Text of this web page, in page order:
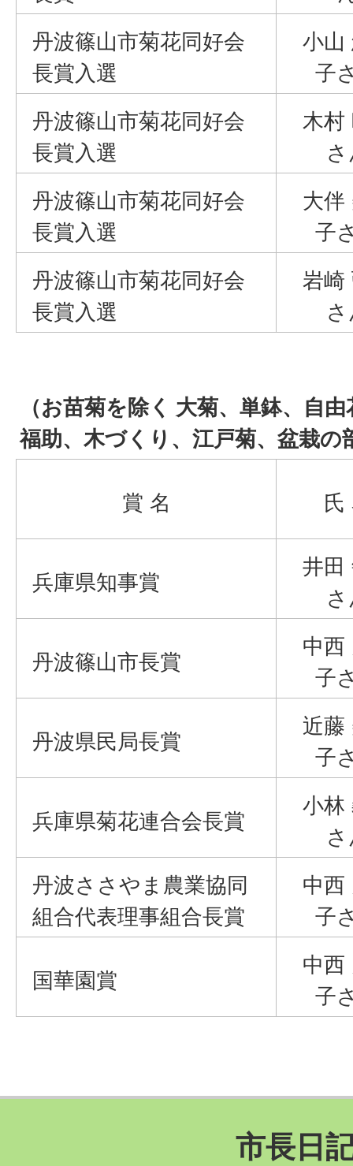
丹波篠山市菊花同好会
長賞入選
小山
子
丹波篠山市菊花同好会
長賞入選
木村
丹波篠山市菊花同好会
長賞入選
大伴
子
丹波篠山市菊花同好会
長賞入選
岩崎
（お苗菊を除く 大菊、単鉢、自
福助、木づくり、江戸菊、盆栽の
賞 名 氏
兵庫県知事賞
井田
丹波篠山市長賞
中西
子
丹波県民局長賞
近藤
子
兵庫県菊花連合会長賞
小林
丹波ささやま農業協同
組合代表理事組合長賞
中西
子
国華園賞
中西
子
市長日